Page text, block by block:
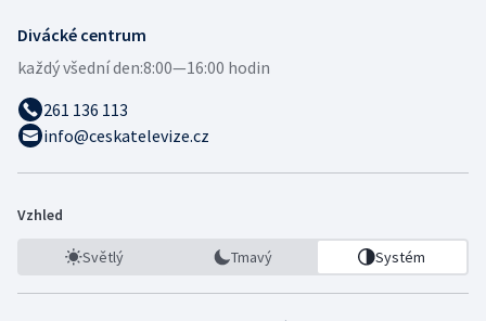
Divácké centrum
každý všední den:8:00—16:00 hodin
261 136 113
info@ceskatelevize.cz
Vzhled
Světlý Tmavý Systém